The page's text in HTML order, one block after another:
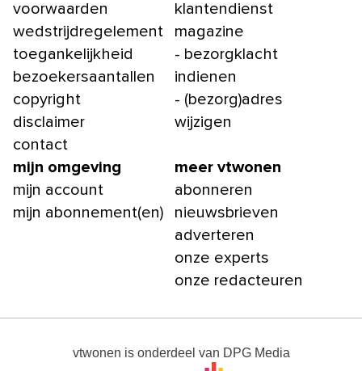
voorwaarden
wedstrijdregelement
toegankelijkheid
bezoekersaantallen
copyright
disclaimer
contact
klantendienst
magazine
- bezorgklacht
indienen
- (bezorg)adres
wijzigen
mijn omgeving
mijn account
mijn abonnement(en)
meer vtwonen
abonneren
nieuwsbrieven
adverteren
onze experts
onze redacteuren
vtwonen is onderdeel van DPG Media